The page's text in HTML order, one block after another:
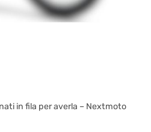
in fila per averla – Nextmoto